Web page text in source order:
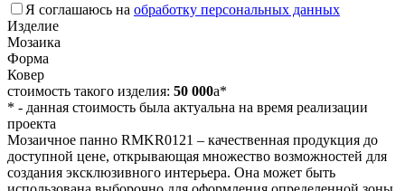
Я соглашаюсь на обработку персональных данных
Изделие
Мозаика
Форма
Ковер
стоимость такого изделия: 50 000a*
* - данная стоимость была актуальна на время реализации
проекта
Мозаичное панно RMKR0121 – качественная продукция до
доступной цене, открывающая множество возможностей для
создания эксклюзивного интерьера. Она может быть